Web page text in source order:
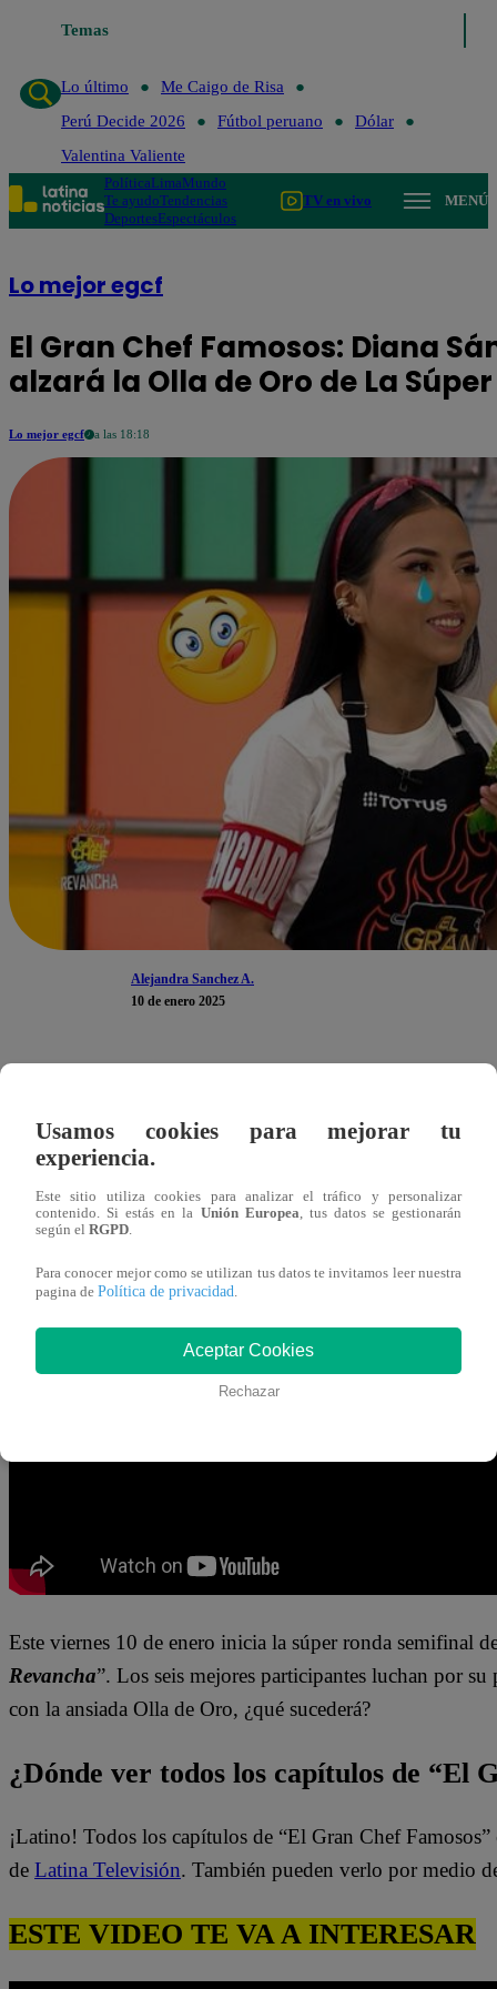
Temas
Lo último
Me Caigo de Risa
Perú Decide 2026
Fútbol peruano
Dólar
Valentina Valiente
PolíticaLimaMundo
Te ayudoTendencias
DeportesEspectáculos
TV en vivo MENÚ
Lo mejor egcf
El Gran Chef Famosos: Diana
alzará la Olla de Oro de La
Lo mejor egcf a las 18:18
Alejandra Sanchez A.
10 de enero 2025
Diana Sánchez se ubica entre una de las seis mejores
llegará a la final y podría alzarse con el premio mayor.
El presentador José Peláez le preguntó directamente:
“Obvio, era obvio”, aseguró Diana. “Cuánta
Pero Diana Sánchez tenía una EXPLICACIÓN para su
mi año. Acá me tengo que llevar la Olla. Es el año de
porque me la llevo. No voy a estar viniendo acá por las
Este viernes 10 de enero inicia la súper ronda semifinal
Revancha”. Los seis mejores participantes luchan por su
con la ansiada Olla de Oro, ¿qué sucederá?
¿Dónde ver todos los capítulos de “El
¡Latino! Todos los capítulos de “El Gran Chef
de Latina Televisión. También pueden verlo por medio
ESTE VIDEO TE VA A INTERESAR
Usamos cookies para mejorar tu
experiencia.
Este sitio utiliza cookies para analizar el tráfico y personalizar
contenido. Si estás en la Unión Europea, tus datos se gestionarán
según el RGPD.
Para conocer mejor como se utilizan tus datos te invitamos leer nuestra
pagina de Política de privacidad.
Aceptar Cookies
Rechazar